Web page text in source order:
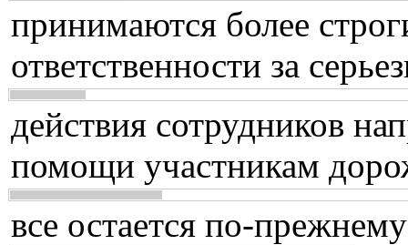
принимаются более
ответственности за
действия сотрудников
помощи участникам
все остается по-